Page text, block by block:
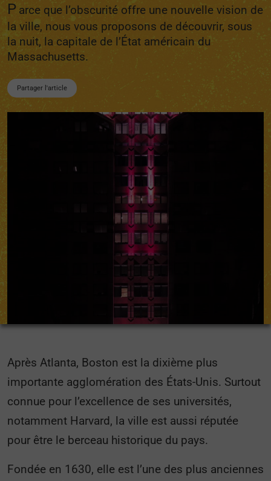
P arce que l’obscurité offre une nouvelle vision de
la ville, nous vous proposons de découvrir, sous
la nuit, la capitale de l’État américain du
Massachusetts.
Partager l'article
Après Atlanta, Boston est la dixième plus
importante agglomération des États-Unis. Surtout
connue pour l’excellence de ses universités,
notamment Harvard, la ville est aussi réputée
pour être le berceau historique du pays.
Fondée en 1630, elle est l’une des plus anciennes